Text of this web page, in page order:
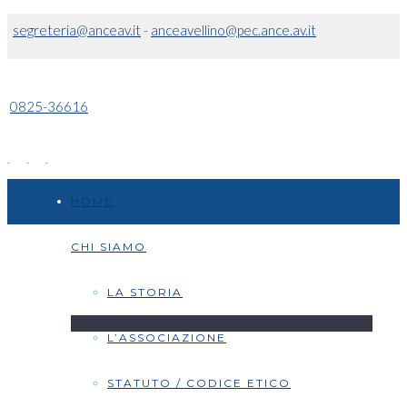
segreteria@anceav.it- anceavellino@pec.ance.av.it
0825-36616
CHI SIAMO
LA STORIA
L’ASSOCIAZIONE
STATUTO / CODICE ETICO